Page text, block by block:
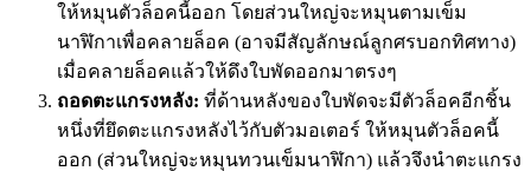
ให้หมุนตัวล็อคนี้ออก โดยส่วนใหญ่จะหมุนตามเข็ม
นาฬิกาเพื่อคลายล็อค (อาจมีสัญลักษณ์ลูกศรบอกทิศทาง)
เมื่อคลายล็อคแล้วให้ดึงใบพัดออกมาตรงๆ
ถอดตะแกรงหลัง: ที่ด้านหลังของใบพัดจะมีตัวล็อคอีกชิ้น
หนึ่งที่ยึดตะแกรงหลังไว้กับตัวมอเตอร์ ให้หมุนตัวล็อคนี้
ออก (ส่วนใหญ่จะหมุนทวนเข็มนาฬิกา) แล้วจึงนำตะแกรง